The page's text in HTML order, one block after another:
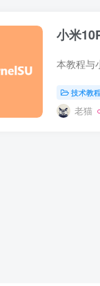
小米
技术教
老猫